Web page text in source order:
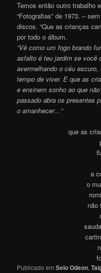
Temos então outro trabalho
“Fotografias” de 1973. –
discos. “Que as crianças
por todo o álbum.
“Vê como um fogo brando
asfalto é teu jardim se você
avermelhando o céu
tempo de viver. E que as
e ensinem sonho ao que
passado abra os presentes
o amanhecer…”
que as
a
o
não
Publicado em Selo Odeon,